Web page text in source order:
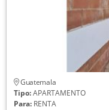
Guatemala
Tipo:APARTAMENTO
Para:RENTA